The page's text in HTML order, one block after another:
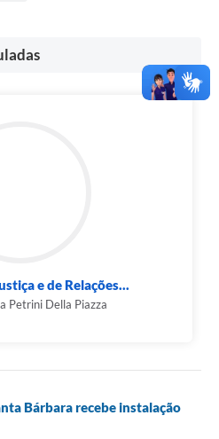
e de Relações...
Petrini Della Piazza
Bárbara recebe instalação